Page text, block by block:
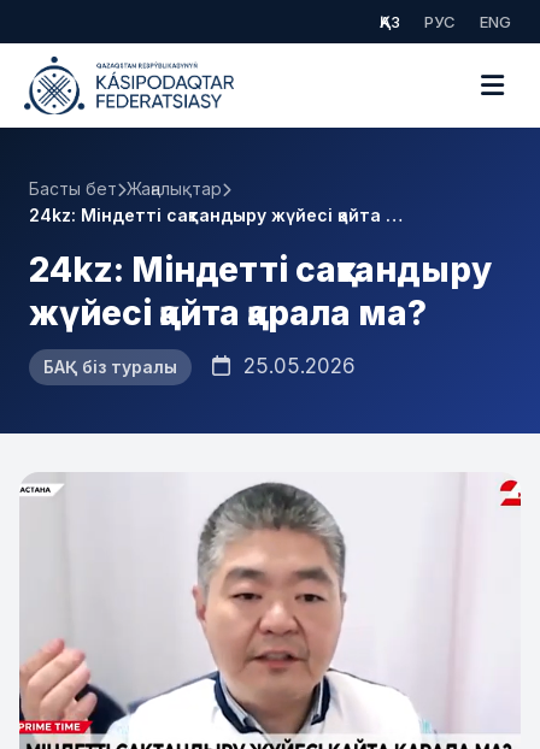
ҚАЗ РУС ENG
Басты бет Жаңалықтар
24kz: Міндетті сақтандыру жүйесі қайта …
24kz: Міндетті сақтандыру
жүйесі қайта қарала ма?
БАҚ біз туралы 25.05.2026